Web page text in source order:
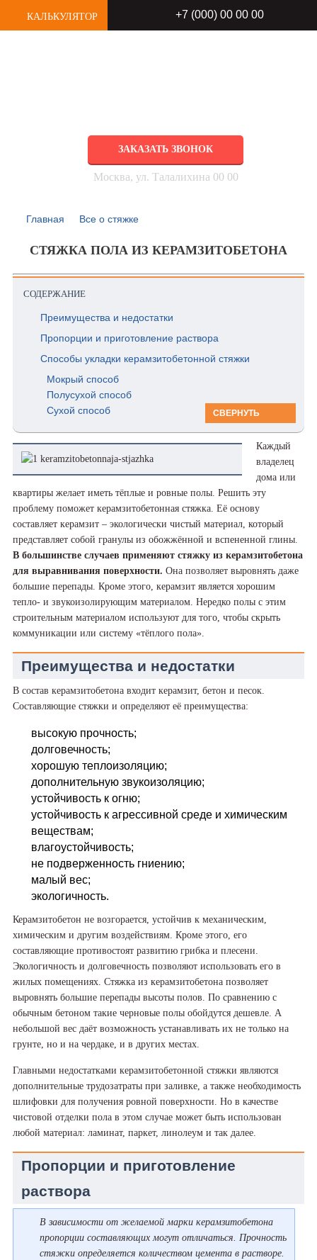
КАЛЬКУЛЯТОР +7 (000) 00 00 00
ЗАКАЗАТЬ ЗВОНОК
Москва, ул. Талалихина 00 00
Главная Все о стяжке
СТЯЖКА ПОЛА ИЗ КЕРАМЗИТОБЕТОНА
СОДЕРЖАНИЕ
Преимущества и недостатки
Пропорции и приготовление раствора
Способы укладки керамзитобетонной стяжки
Мокрый способ
Полусухой способ
Сухой способ
СВЕРНУТЬ
Каждый
владелец
дома или
квартиры желает иметь тёплые и ровные полы. Решить эту
проблему поможет керамзитобетонная стяжка. Её основу
составляет керамзит – экологически чистый материал, который
представляет собой гранулы из обожжённой и вспененной глины.
В большинстве случаев применяют стяжку из керамзитобетона
для выравнивания поверхности. Она позволяет выровнять даже
большие перепады. Кроме этого, керамзит является хорошим
тепло- и звукоизолирующим материалом. Нередко полы с этим
строительным материалом используют для того, чтобы скрыть
коммуникации или систему «тёплого пола».
Преимущества и недостатки
В состав керамзитобетона входит керамзит, бетон и песок.
Составляющие стяжки и определяют её преимущества:
высокую прочность;
долговечность;
хорошую теплоизоляцию;
дополнительную звукоизоляцию;
устойчивость к огню;
устойчивость к агрессивной среде и химическим
веществам;
влагоустойчивость;
не подверженность гниению;
малый вес;
экологичность.
Керамзитобетон не возгорается, устойчив к механическим,
химическим и другим воздействиям. Кроме этого, его
составляющие противостоят развитию грибка и плесени.
Экологичность и долговечность позволяют использовать его в
жилых помещениях. Стяжка из керамзитобетона позволяет
выровнять большие перепады высоты полов. По сравнению с
обычным бетоном такие черновые полы обойдутся дешевле. А
небольшой вес даёт возможность устанавливать их не только на
грунте, но и на чердаке, и в других местах.
Главными недостатками керамзитобетонной стяжки являются
дополнительные трудозатраты при заливке, а также необходимость
шлифовки для получения ровной поверхности. Но в качестве
чистовой отделки пола в этом случае может быть использован
любой материал: ламинат, паркет, линолеум и так далее.
Пропорции и приготовление
раствора
В зависимости от желаемой марки керамзитобетона
пропорции составляющих могут отличаться. Прочность
стяжки определяется количеством цемента в растворе.